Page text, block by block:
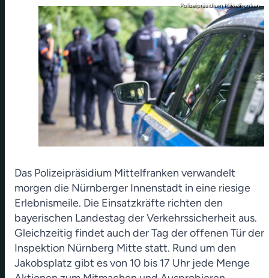
Polizeipräsidium Mittelfranken
Das Polizeipräsidium Mittelfranken verwandelt
morgen die Nürnberger Innenstadt in eine riesige
Erlebnismeile. Die Einsatzkräfte richten den
bayerischen Landestag der Verkehrssicherheit aus.
Gleichzeitig findet auch der Tag der offenen Tür der
Inspektion Nürnberg Mitte statt. Rund um den
Jakobsplatz gibt es von 10 bis 17 Uhr jede Menge